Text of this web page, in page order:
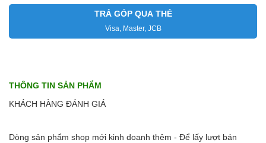
TRẢ GÓP QUA THẺ
Visa, Master, JCB
THÔNG TIN SẢN PHẨM
KHÁCH HÀNG ĐÁNH GIÁ
Dòng sản phẩm shop mới kinh doanh thêm - Để lấy lượt bán